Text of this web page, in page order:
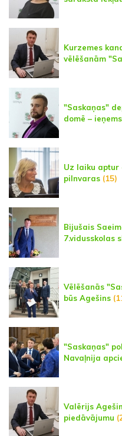
Kurzemes
vēlēšanām
"Saskaņas"
domē –
Uz laiku aptur
pilnvaras (15)
Bijušais
7.vidusskolas
Vēlēšanās
būs Agešins
"Saskaņas"
Navaļnija
Valērijs
piedāvājumu